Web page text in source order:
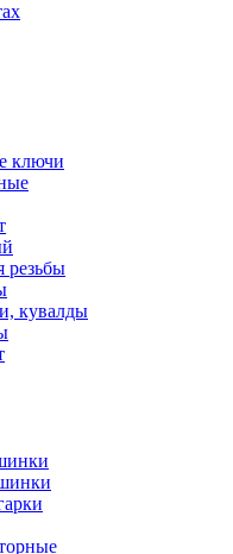
ключи
резьбы
кувалды